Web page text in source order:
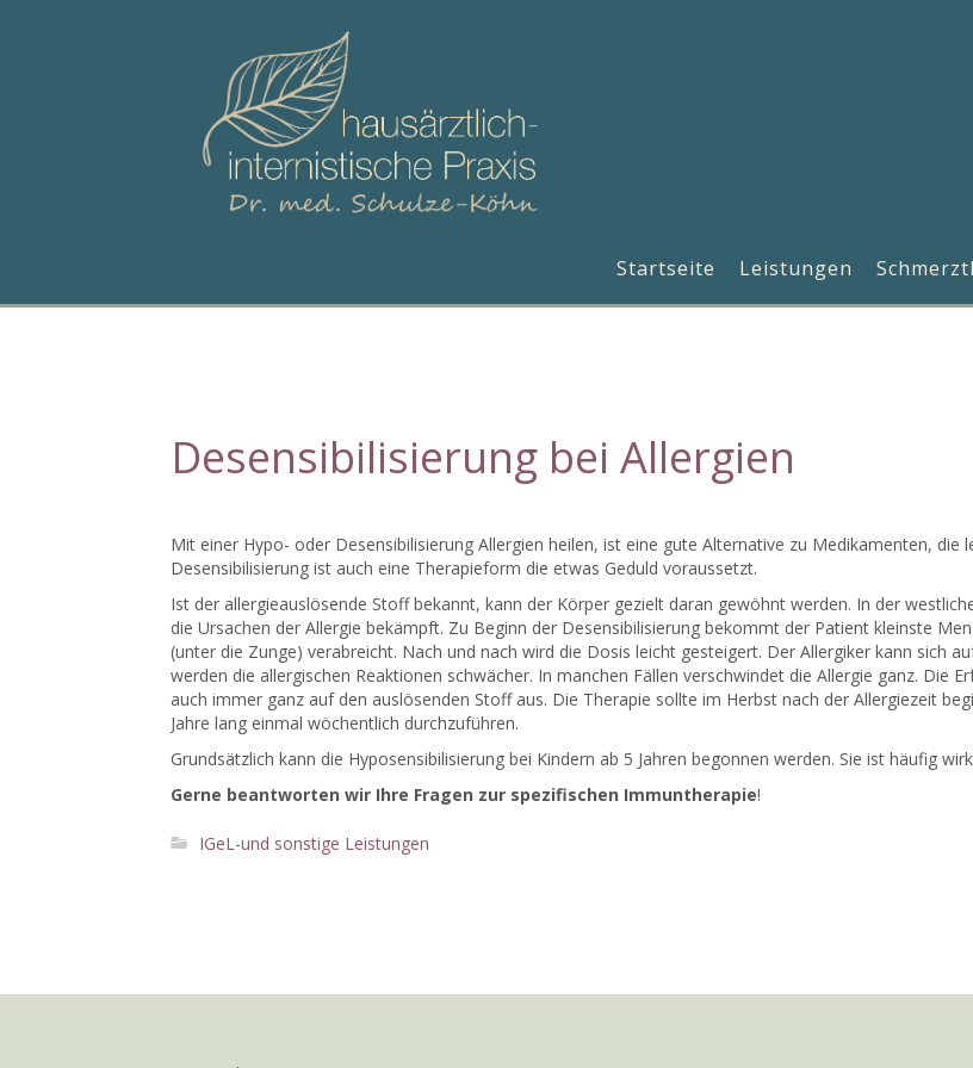
Startseite Leistungen
Desensibilisierung bei Allergien
Mit einer Hypo- oder Desensibilisierung Allergien heilen, ist eine gute Alternative zu Medikamenten, die
Desensibilisierung ist auch eine Therapieform die etwas Geduld voraussetzt.
Ist der allergieauslösende Stoff bekannt, kann der Körper gezielt daran gewöhnt werden. In der
die Ursachen der Allergie bekämpft. Zu Beginn der Desensibilisierung bekommt der Patient kleinste
(unter die Zunge) verabreicht. Nach und nach wird die Dosis leicht gesteigert. Der Allergiker kann sich
werden die allergischen Reaktionen schwächer. In manchen Fällen verschwindet die Allergie ganz. Die
auch immer ganz auf den auslösenden Stoff aus. Die Therapie sollte im Herbst nach der Allergiezeit
Jahre lang einmal wöchentlich durchzuführen.
Grundsätzlich kann die Hyposensibilisierung bei Kindern ab 5 Jahren begonnen werden. Sie ist häufig
Gerne beantworten wir Ihre Fragen zur spezifischen Immuntherapie!
IGeL-und sonstige Leistungen